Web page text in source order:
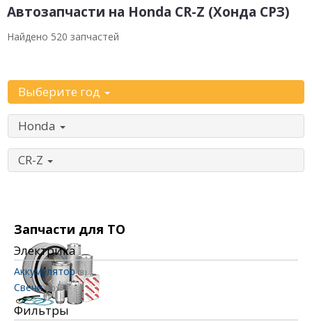
Автозапчасти на Honda CR-Z (Хонда СРЗ)
Найдено 520 запчастей
Выберите год
Honda
CR-Z
Запчасти для ТО
Электрика
Аккумулятор(8)
Свечи(10)
Фильтры